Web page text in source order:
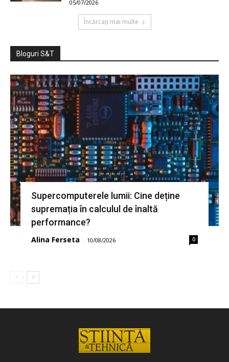
05/07/2026
Încărcați mai multe
Bloguri S&T
Supercomputerele lumii: Cine deține
supremația în calculul de înaltă
performance?
Alina Ferseta - 10/08/2026 0